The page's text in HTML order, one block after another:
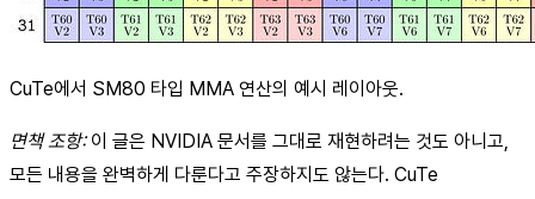
CuTe에서 SM80 타입 MMA 연산의 예시 레이아웃.
면책 조항:이 글은 NVIDIA 문서를 그대로 재현하려는 것도 아니고,
모든 내용을 완벽하게 다룬다고 주장하지도 않는다. CuTe